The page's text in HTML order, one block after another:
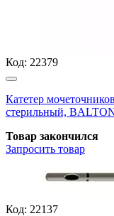
Код: 22379
Катетер
стерильный,
Товар закончился
Запросить товар
Код: 22137